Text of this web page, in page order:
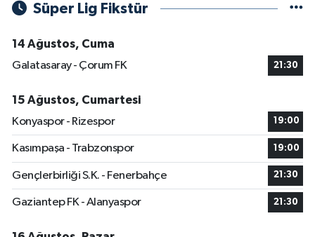
Süper Lig Fikstür
14 Ağustos, Cuma
Galatasaray - Çorum FK
21:30
15 Ağustos, Cumartesi
Konyaspor - Rizespor
19:00
Kasımpaşa - Trabzonspor 19:00
Gençlerbirliği S.K. - Fenerbahçe 21:30
Gaziantep FK - Alanyaspor 21:30